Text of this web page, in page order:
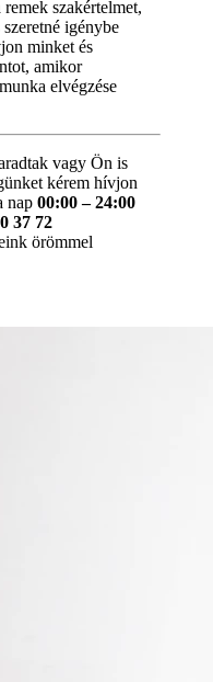
szakértelmet,
igénybe
minket és
amikor
elvégzése
vagy Ön is
kérem hívjon
nap 00:00 – 24:00
37 72
örömmel